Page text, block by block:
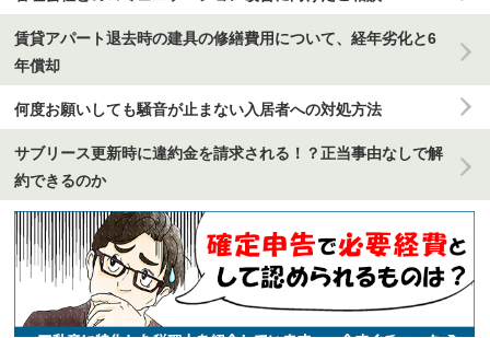
賃貸アパート退去時の建具の修繕費用について、経年劣化と6
年償却
何度お願いしても騒音が止まない入居者への対処方法
サブリース更新時に違約金を請求される！？正当事由なしで解
約できるのか